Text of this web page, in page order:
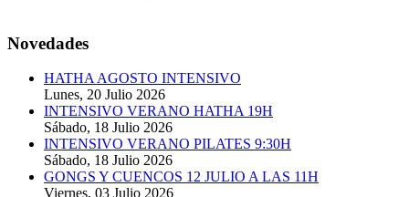
Novedades
HATHA AGOSTO INTENSIVO
Lunes, 20 Julio 2026
INTENSIVO VERANO HATHA 19H
Sábado, 18 Julio 2026
INTENSIVO VERANO PILATES 9:30H
Sábado, 18 Julio 2026
GONGS Y CUENCOS 12 JULIO A LAS 11H
Viernes, 03 Julio 2026